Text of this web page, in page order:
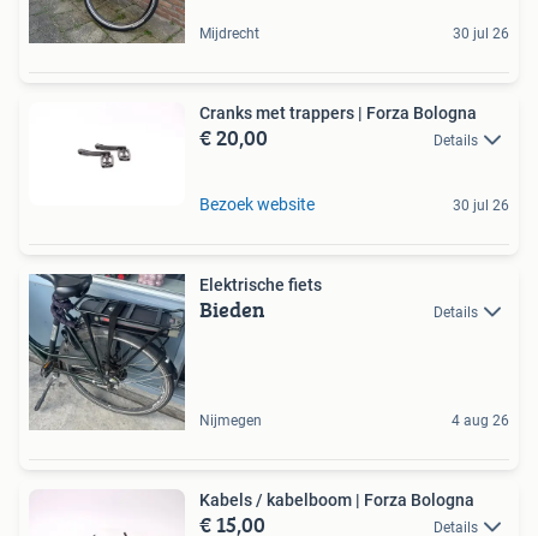
Mijdrecht 30 jul 26
Cranks met trappers | Forza Bologna
€ 20,00 Details
Bezoek website 30 jul 26
Elektrische fiets
Bieden Details
Nijmegen 4 aug 26
Kabels / kabelboom | Forza Bologna
€ 15,00 Details